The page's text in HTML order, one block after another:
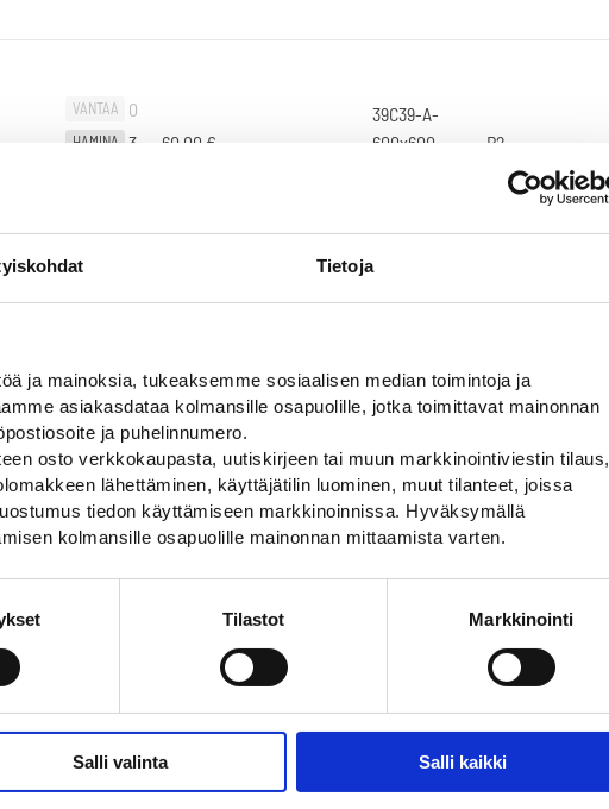
Tietoja
ja mainoksia, tukeaksemme sosiaalisen median toimintoja ja
asiakasdataa kolmansille osapuolille, jotka toimittavat mainonnan
ja puhelinnumero.
osto verkkokaupasta, uutiskirjeen tai muun markkinointiviestin tilaus,
lähettäminen, käyttäjätilin luominen, muut tilanteet, joissa
tiedon käyttämiseen markkinoinnissa. Hyväksymällä
kolmansille osapuolille mainonnan mittaamista varten.
Tilastot Markkinointi
Salli valinta Salli kaikki
VANTAA 0
HAMINA 3 60,00 €
39C39-A-
600x600-
R2
OULU 0
SPK-CE
VANTAA 0
0
60,00
39C39-A-
R2-SPK-CE
Liikuta sivuttain